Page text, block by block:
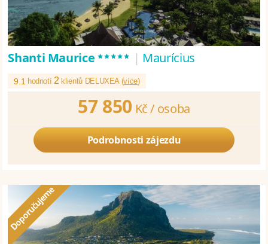
Shanti Maurice***** | Maurícius
9.1 hodnotí2 klientů DELUXEA (více)
57 850 Kč / osoba
Podrobnosti zájezdu